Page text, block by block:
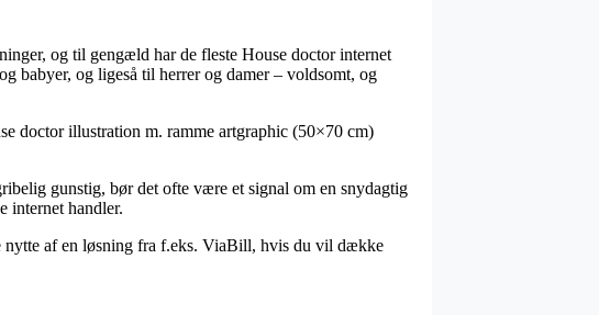
og til gengæld har de fleste House doctor internet
babyer, og ligeså til herrer og damer – voldsomt, og
doctor illustration m. ramme artgraphic (50×70 cm)
gunstig, bør det ofte være et signal om en snydagtig
internet handler.
nytte af en løsning fra f.eks. ViaBill, hvis du vil dække